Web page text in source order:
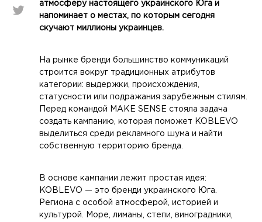
атмосферу настоящего украинского Юга и
напоминает о местах, по которым сегодня
скучают миллионы украинцев.
На рынке бренди большинство коммуникаций
строится вокруг традиционных атрибутов
категории: выдержки, происхождения,
статусности или подражания зарубежным стилям.
Перед командой MAKE SENSE стояла задача
создать кампанию, которая поможет KOBLEVO
выделиться среди рекламного шума и найти
собственную территорию бренда.
В основе кампании лежит простая идея:
KOBLEVO — это бренди украинского Юга.
Региона с особой атмосферой, историей и
культурой. Море, лиманы, степи, виноградники,